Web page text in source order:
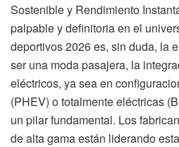
Sostenible y Rendimiento
palpable y definitoria en el
deportivos 2026 es, sin duda, la
ser una moda pasajera, la
eléctricos, ya sea en
(PHEV) o totalmente eléctricas
un pilar fundamental. Los
de alta gama están liderando